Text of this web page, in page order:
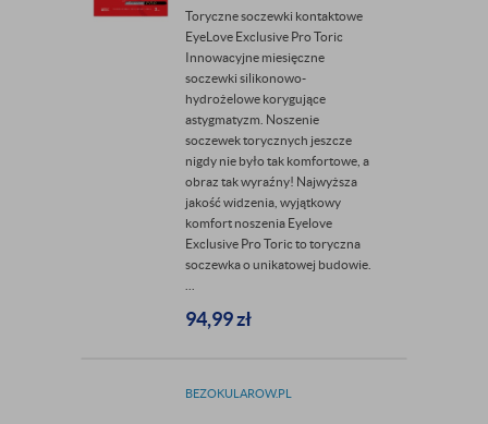
Toryczne soczewki kontaktowe
EyeLove Exclusive Pro Toric
Innowacyjne miesięczne
soczewki silikonowo-
hydrożelowe korygujące
astygmatyzm. Noszenie
soczewek torycznych jeszcze
nigdy nie było tak komfortowe, a
obraz tak wyraźny! Najwyższa
jakość widzenia, wyjątkowy
komfort noszenia Eyelove
Exclusive Pro Toric to toryczna
soczewka o unikatowej budowie.
94,99zł
BEZOKULAROW.PL